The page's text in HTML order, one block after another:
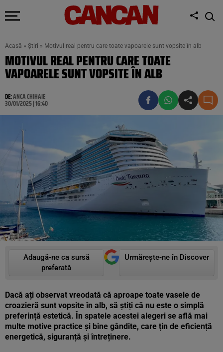
Acasă » Știri » Motivul real pentru care toate vapoarele sunt vopsite în alb
MOTIVUL REAL PENTRU CARE TOATE
VAPOARELE SUNT VOPSITE ÎN ALB
DE:ANCA CHIHAIE
30/01/2025 | 16:40
Adaugă-ne ca sursă
preferată
Urmărește-ne în Discover
Dacă ați observat vreodată că aproape toate vasele de
croazieră sunt vopsite în alb, să știți că nu este o simplă
preferință estetică. În spatele acestei alegeri se află mai
multe motive practice și bine gândite, care țin de eficiență
energetică, siguranță și întreținere.